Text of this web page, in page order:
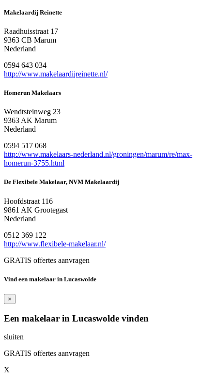
Makelaardij Reinette
Raadhuisstraat 17
9363 CB Marum
Nederland
0594 643 034
http://www.makelaardijreinette.nl/
Homerun Makelaars
Wendtsteinweg 23
9363 AK Marum
Nederland
0594 517 068
http://www.makelaars-nederland.nl/groningen/marum/re/max-
homerun-3755.html
De Flexibele Makelaar, NVM Makelaardij
Hoofdstraat 116
9861 AK Grootegast
Nederland
0512 369 122
http://www.flexibele-makelaar.nl/
GRATIS offertes aanvragen
Vind een makelaar in Lucaswolde
×
Een makelaar in Lucaswolde vinden
sluiten
GRATIS offertes aanvragen
X